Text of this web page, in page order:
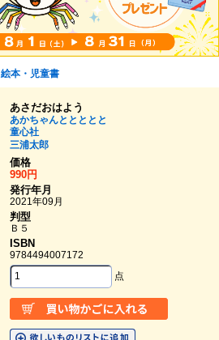
絵本・児童書
あさだおはよう
あかちゃんととととと
童心社
三浦太郎
価格
990円
発行年月
2021年09月
判型
Ｂ５
ISBN
9784494007172
点